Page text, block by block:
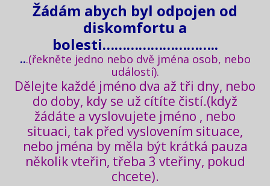
Žádám abych byl odpojen od
diskomfortu a
bolesti………………………..
...(řekněte jedno nebo dvě jména osob, nebo
událostí).
Dělejte každé jméno dva až tři dny, nebo
do doby, kdy se už cítíte čistí.(když
žádáte a vyslovujete jméno , nebo
situaci, tak před vyslovením situace,
nebo jména by měla být krátká pauza
několik vteřin, třeba 3 vteřiny, pokud
chcete).